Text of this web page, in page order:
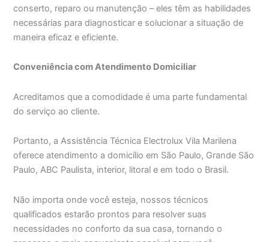
conserto, reparo ou manutenção – eles têm as habilidades
necessárias para diagnosticar e solucionar a situação de
maneira eficaz e eficiente.
Conveniência com Atendimento Domiciliar
Acreditamos que a comodidade é uma parte fundamental
do serviço ao cliente.
Portanto, a Assistência Técnica Electrolux Vila Marilena
oferece atendimento a domicílio em São Paulo, Grande São
Paulo, ABC Paulista, interior, litoral e em todo o Brasil.
Não importa onde você esteja, nossos técnicos
qualificados estarão prontos para resolver suas
necessidades no conforto da sua casa, tornando o